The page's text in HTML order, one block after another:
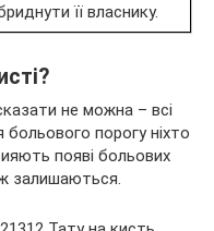
її власнику.
не можна – всі
больового порогу ніхто
появі больових
ж залишаються.